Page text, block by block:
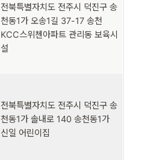
전북특별자치도 전주시 덕진구 송
천동1가 오송1길 37-17 송천
KCC스위첸아파트 관리동 보육시
설
전북특별자치도 전주시 덕진구 송
천동1가 솔내로 140 송천동1가
신일 어린이집